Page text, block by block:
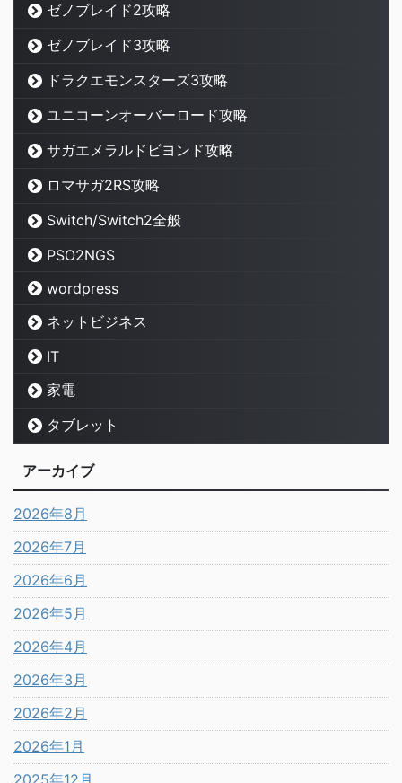
ゼノブレイド2攻略
ゼノブレイド3攻略
ドラクエモンスターズ3攻略
ユニコーンオーバーロード攻略
サガエメラルドビヨンド攻略
ロマサガ2RS攻略
Switch/Switch2全般
PSO2NGS
wordpress
ネットビジネス
IT
家電
タブレット
アーカイブ
2026年8月
2026年7月
2026年6月
2026年5月
2026年4月
2026年3月
2026年2月
2026年1月